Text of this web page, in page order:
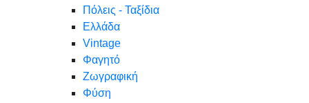
Πόλεις - Ταξίδια
Ελλάδα
Vintage
Φαγητό
Ζωγραφική
Φύση